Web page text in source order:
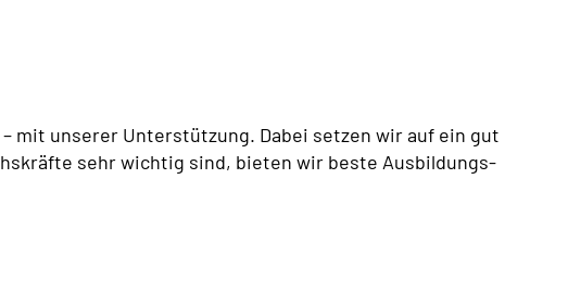
mit unserer Unterstützung. Dabei setzen wir auf ein gut
sehr wichtig sind, bieten wir beste Ausbildungs-